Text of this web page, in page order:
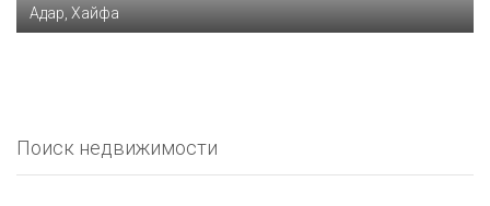
Адар, Хайфа
Поиск недвижимости